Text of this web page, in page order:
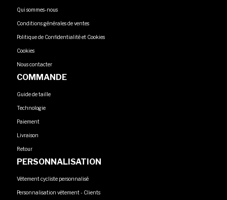
Qui sommes-nous
Conditions générales de ventes
Politique de Confidentialité et Cookies
Cookies
Nous contacter
COMMANDE
Guide de taille
Technologie
Paiement
Livraison
Retour
PERSONNALISATION
Vêtement cycliste personnalisé
Personnalisation vêtement - Clients